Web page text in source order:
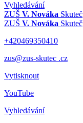
Vyhledávání
ZUŠ V. Nováka Skuteč
ZUŠ V. Nováka Skuteč
+420469350410
zus@zus-skutec .cz
Vytisknout
YouTube
Vyhledávání